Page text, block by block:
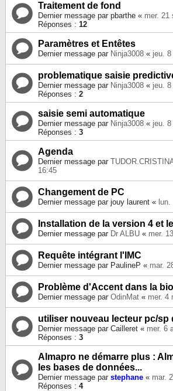
Traitement de fond
Dernier message par pbarthe « mer. 21
Réponses : 12
Paramètres et Entêtes
Dernier message par Ninja3008 « jeu.
problematique saisie
Dernier message par Ninja3008 « jeu.
Réponses : 2
saisie semi automatique
Dernier message par Ninja3008 « jeu.
Réponses : 3
Agenda
Dernier message par
16:45
Changement de PC
Dernier message par jouy laurent «
Installation de la version 4 et
Dernier message par Dr ALBU « mer.
Requête intégrant l'IMC
Dernier message par PaulineP « mar.
Problème d'Accent dans la
Dernier message par OdinMat « mer. 4
utiliser nouveau lecteur pc/sp
Dernier message par Cailleret « mer. 6
Réponses : 3
Almapro ne démarre plus :
les bases de données...
Dernier message par stephane « mar.
Réponses : 4